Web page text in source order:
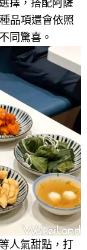
擇，搭配阿薩
品項還會依照
同驚喜。
人氣甜點，打